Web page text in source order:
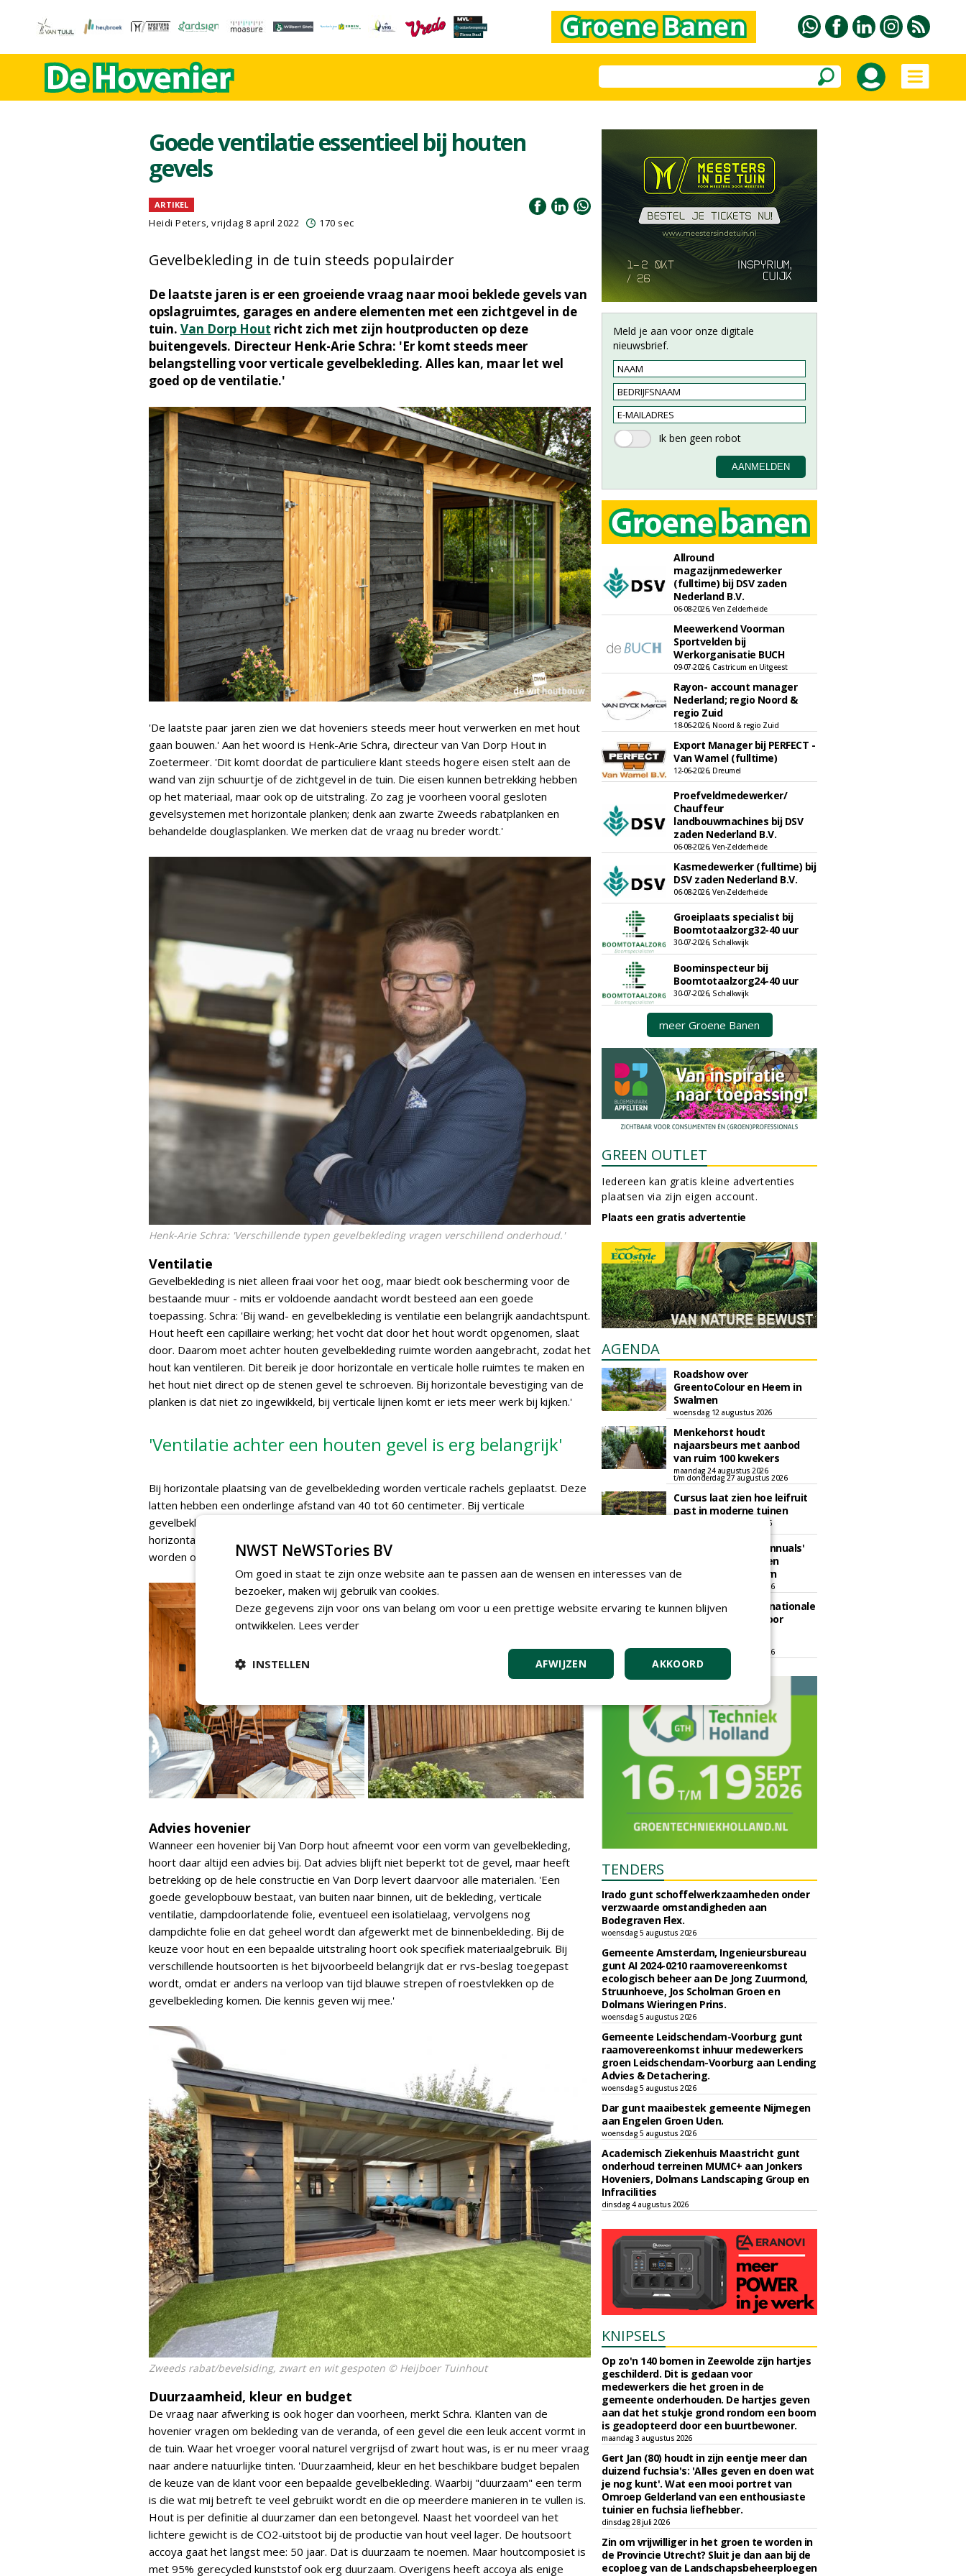
Goede ventilatie essentieel bij houten
gevels
ARTIKEL
Heidi Peters, vrijdag 8 april 2022 170 sec
Gevelbekleding in de tuin steeds populairder
De laatste jaren is er een groeiende vraag naar mooi beklede gevels van
opslagruimtes, garages en andere elementen met een zichtgevel in de
tuin. Van Dorp Hout richt zich met zijn houtproducten op deze
buitengevels. Directeur Henk-Arie Schra: 'Er komt steeds meer
belangstelling voor verticale gevelbekleding. Alles kan, maar let wel
goed op de ventilatie.'
'De laatste paar jaren zien we dat hoveniers steeds meer hout verwerken en met hout
gaan bouwen.' Aan het woord is Henk-Arie Schra, directeur van Van Dorp Hout in
Zoetermeer. 'Dit komt doordat de particuliere klant steeds hogere eisen stelt aan de
wand van zijn schuurtje of de zichtgevel in de tuin. Die eisen kunnen betrekking hebben
op het materiaal, maar ook op de uitstraling. Zo zag je voorheen vooral gesloten
gevelsystemen met horizontale planken; denk aan zwarte Zweeds rabatplanken en
behandelde douglasplanken. We merken dat de vraag nu breder wordt.'
Henk-Arie Schra: 'Verschillende typen gevelbekleding vragen verschillend onderhoud.'
Ventilatie
Gevelbekleding is niet alleen fraai voor het oog, maar biedt ook bescherming voor de
bestaande muur - mits er voldoende aandacht wordt besteed aan een goede
toepassing. Schra: 'Bij wand- en gevelbekleding is ventilatie een belangrijk aandachtspunt.
Hout heeft een capillaire werking; het vocht dat door het hout wordt opgenomen, slaat
door. Daarom moet achter houten gevelbekleding ruimte worden aangebracht, zodat het
hout kan ventileren. Dit bereik je door horizontale en verticale holle ruimtes te maken en
het hout niet direct op de stenen gevel te schroeven. Bij horizontale bevestiging van de
planken is dat niet zo ingewikkeld, bij verticale lijnen komt er iets meer werk bij kijken.'
'Ventilatie achter een houten gevel is erg belangrijk'
Bij horizontale plaatsing van de gevelbekleding worden verticale rachels geplaatst. Deze
latten hebben een onderlinge afstand van 40 tot 60 centimeter. Bij verticale
gevelbekleding is het gecompliceerder om goed te ventileren. Daar moeten zowel
horizontale als verticale rachels worden geplaatst om het vocht af te voeren. Hiervoor
worden ook regelmatig 'ventilatielatten' gebruikt.
Advies hovenier
Wanneer een hovenier bij Van Dorp hout afneemt voor een vorm van gevelbekleding,
hoort daar altijd een advies bij. Dat advies blijft niet beperkt tot de gevel, maar heeft
betrekking op de hele constructie en Van Dorp levert daarvoor alle materialen. 'Een
goede gevelopbouw bestaat, van buiten naar binnen, uit de bekleding, verticale
ventilatie, dampdoorlatende folie, eventueel een isolatielaag, vervolgens nog
dampdichte folie en dat geheel wordt dan afgewerkt met de binnenbekleding. Bij de
keuze voor hout en een bepaalde uitstraling hoort ook specifiek materiaalgebruik. Bij
verschillende houtsoorten is het bijvoorbeeld belangrijk dat er rvs-beslag toegepast
wordt, omdat er anders na verloop van tijd blauwe strepen of roestvlekken op de
gevelbekleding komen. Die kennis geven wij mee.'
Zweeds rabat/bevelsiding, zwart en wit gespoten © Heijboer Tuinhout
Duurzaamheid, kleur en budget
De vraag naar afwerking is ook hoger dan voorheen, merkt Schra. Klanten van de
hovenier vragen om bekleding van de veranda, of een gevel die een leuk accent vormt in
de tuin. Waar het vroeger vooral naturel vergrijsd of zwart hout was, is er nu meer vraag
naar andere natuurlijke tinten. 'Duurzaamheid, kleur en het beschikbare budget bepalen
de keuze van de klant voor een bepaalde gevelbekleding. Waarbij "duurzaam" een term
is die wat mij betreft te veel gebruikt wordt en die op meerdere manieren in te vullen is.
Hout is per definitie al duurzamer dan een betongevel. Naast het voordeel van het
lichtere gewicht is de CO2-uitstoot bij de productie van hout veel lager. De houtsoort
accoya gaat het langst mee: 50 jaar. Dat is duurzaam te noemen. Maar houtcomposiet is
met 95% gerecycled kunststof ook erg duurzaam. Overigens heeft accoya als enige
Meld je aan voor onze digitale
nieuwsbrief.
Allround
magazijnmedewerker
(fulltime) bij DSV zaden
Nederland B.V.
06-08-2026, Ven Zelderheide
Meewerkend Voorman
Sportvelden bij
Werkorganisatie BUCH
09-07-2026, Castricum en Uitgeest
Rayon- account manager
Nederland; regio Noord &
regio Zuid
18-06-2026, Noord & regio Zuid
Export Manager bij PERFECT -
Van Wamel (fulltime)
12-06-2026, Dreumel
Proefveldmedewerker/
Chauffeur
landbouwmachines bij DSV
zaden Nederland B.V.
06-08-2026, Ven-Zelderheide
Kasmedewerker (fulltime) bij
DSV zaden Nederland B.V.
06-08-2026, Ven-Zelderheide
Groeiplaats specialist bij
Boomtotaalzorg32-40 uur
30-07-2026, Schalkwijk
Boominspecteur bij
Boomtotaalzorg24-40 uur
30-07-2026, Schalkwijk
meer Groene Banen
GREEN OUTLET
Iedereen kan gratis kleine advertenties
plaatsen via zijn eigen account.
Plaats een gratis advertentie
AGENDA
Roadshow over
GreentoColour en Heem in
Swalmen
woensdag 12 augustus 2026
Menkehorst houdt
najaarsbeurs met aanbod
van ruim 100 kwekers
maandag 24 augustus 2026
t/m donderdag 27 augustus 2026
Cursus laat zien hoe leifruit
past in moderne tuinen
woensdag 26 augustus 2026
Vakdag 'All About Annuals'
zet eenjarige planten
centraal in Appeltern
donderdag 27 augustus 2026
GaLaBau 2026: internationale
ontmoetingsplek voor
t/m vrijdag 18 september 2026
TENDERS
Irado gunt schoffelwerkzaamheden onder
verzwaarde omstandigheden aan
Bodegraven Flex.
woensdag 5 augustus 2026
Gemeente Amsterdam, Ingenieursbureau
gunt AI 2024-0210 raamovereenkomst
ecologisch beheer aan De Jong Zuurmond,
Struunhoeve, Jos Scholman Groen en
Dolmans Wieringen Prins.
woensdag 5 augustus 2026
Gemeente Leidschendam-Voorburg gunt
raamovereenkomst inhuur medewerkers
groen Leidschendam-Voorburg aan Lending
Advies & Detachering.
woensdag 5 augustus 2026
Dar gunt maaibestek gemeente Nijmegen
aan Engelen Groen Uden.
woensdag 5 augustus 2026
Academisch Ziekenhuis Maastricht gunt
onderhoud terreinen MUMC+ aan Jonkers
Hoveniers, Dolmans Landscaping Group en
Infracilities
dinsdag 4 augustus 2026
KNIPSELS
Op zo'n 140 bomen in Zeewolde zijn hartjes
geschilderd. Dit is gedaan voor
medewerkers die het groen in de
gemeente onderhouden. De hartjes geven
aan dat het stukje grond rondom een boom
is geadopteerd door een buurtbewoner.
maandag 3 augustus 2026
Gert Jan (80) houdt in zijn eentje meer dan
duizend fuchsia's: 'Alles geven en doen wat
je nog kunt'. Wat een mooi portret van
Omroep Gelderland van een enthousiaste
tuinier en fuchsia liefhebber.
dinsdag 28 juli 2026
Zin om vrijwilliger in het groen te worden in
de Provincie Utrecht? Sluit je dan aan bij de
ecoploeg van de Landschapsbeheerploegen
NWST NeWSTories BV
Om goed in staat te zijn onze website aan te passen aan de wensen en interesses van de
bezoeker, maken wij gebruik van cookies.
Deze gegevens zijn voor ons van belang om voor u een prettige website ervaring te kunnen blijven
ontwikkelen. Lees verder
AKKOORD
AFWIJZEN
INSTELLEN